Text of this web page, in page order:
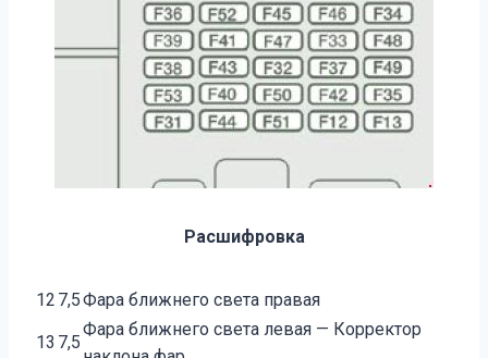
Расшифровка
12 7,5Фара ближнего света правая
13 7,5
Фара ближнего света левая — Корректор